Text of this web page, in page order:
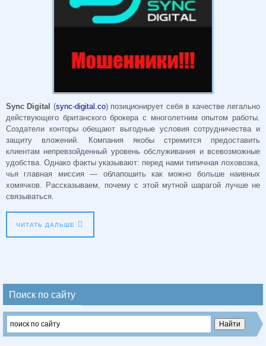
Sync Digital (sync-digital.co) позиционирует себя в качестве легально
действующего британского брокера с многолетним опытом работы.
Создатели конторы обещают выгодные условия сотрудничества и
защиту вложений. Компания якобы стремится предоставить
клиентам непревзойденный уровень обслуживания и всевозможные
удобства. Однако факты указывают: перед нами типичная лоховозка,
чья главная миссия — облапошить как можно больше наивных
хомячков. Рассказываем, почему c этой мутной шарагой лучше не
связываться.
ЧИТАТЬ ДАЛЬШЕ
Поиск по сайту